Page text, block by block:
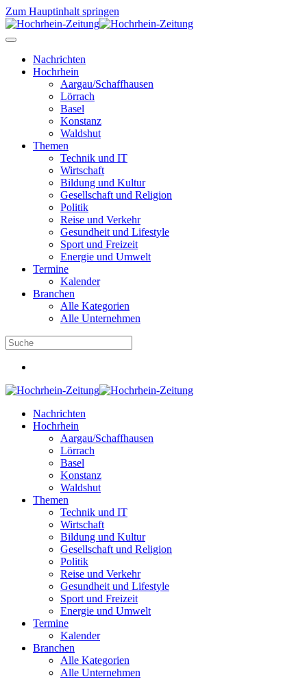
Zum Hauptinhalt springen
Nachrichten
Hochrhein
Aargau/Schaffhausen
Lörrach
Basel
Konstanz
Waldshut
Themen
Technik und IT
Wirtschaft
Bildung und Kultur
Gesellschaft und Religion
Politik
Reise und Verkehr
Gesundheit und Lifestyle
Sport und Freizeit
Energie und Umwelt
Termine
Kalender
Branchen
Alle Kategorien
Alle Unternehmen
Nachrichten
Hochrhein
Aargau/Schaffhausen
Lörrach
Basel
Konstanz
Waldshut
Themen
Technik und IT
Wirtschaft
Bildung und Kultur
Gesellschaft und Religion
Politik
Reise und Verkehr
Gesundheit und Lifestyle
Sport und Freizeit
Energie und Umwelt
Termine
Kalender
Branchen
Alle Kategorien
Alle Unternehmen